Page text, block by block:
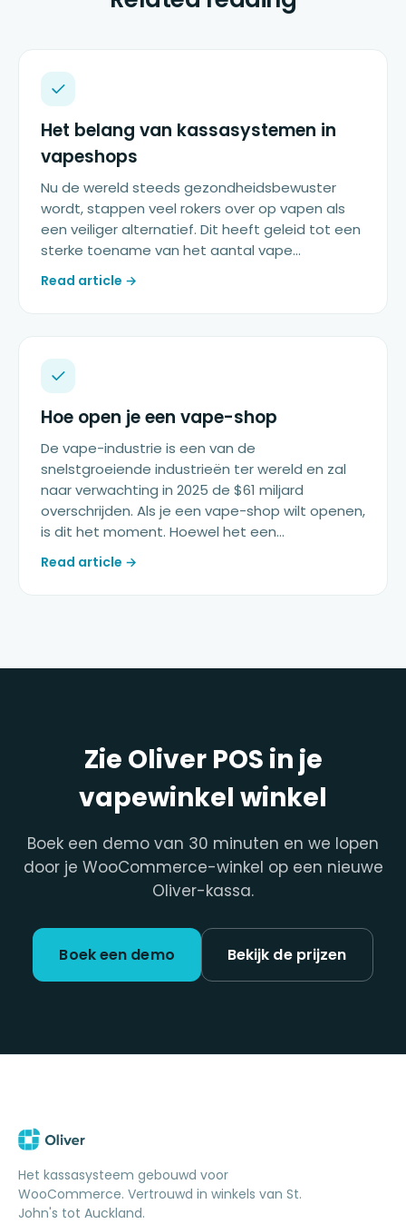
Het belang van kassasystemen in
vapeshops
Nu de wereld steeds gezondheidsbewuster
wordt, stappen veel rokers over op vapen als
een veiliger alternatief. Dit heeft geleid tot een
sterke toename van het aantal vape...
Read article →
Hoe open je een vape-shop
De vape-industrie is een van de
snelstgroeiende industrieën ter wereld en zal
naar verwachting in 2025 de $61 miljard
overschrijden. Als je een vape-shop wilt openen,
is dit het moment. Hoewel het een…
Read article →
Zie Oliver POS in je
vapewinkel winkel
Boek een demo van 30 minuten en we lopen
door je WooCommerce-winkel op een nieuwe
Oliver-kassa.
Boek een demo Bekijk de prijzen
Het kassasysteem gebouwd voor
WooCommerce. Vertrouwd in winkels van St.
John's tot Auckland.